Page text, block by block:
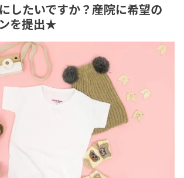
したいですか？産院に希望の
を提出★